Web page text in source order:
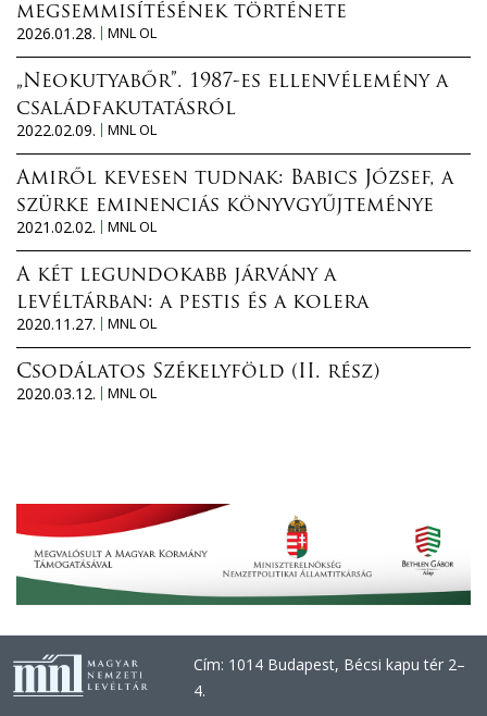
megsemmisítésének története
2026.01.28.
MNL OL
„Neokutyabőr”. 1987-es ellenvélemény a
családfakutatásról
2022.02.09.
MNL OL
Amiről kevesen tudnak: Babics József, a
szürke eminenciás könyvgyűjteménye
2021.02.02.
MNL OL
A két legundokabb járvány a
levéltárban: a pestis és a kolera
2020.11.27.
MNL OL
Csodálatos Székelyföld (II. rész)
2020.03.12.
MNL OL
Cím: 1014 Budapest, Bécsi kapu tér 2–
4.